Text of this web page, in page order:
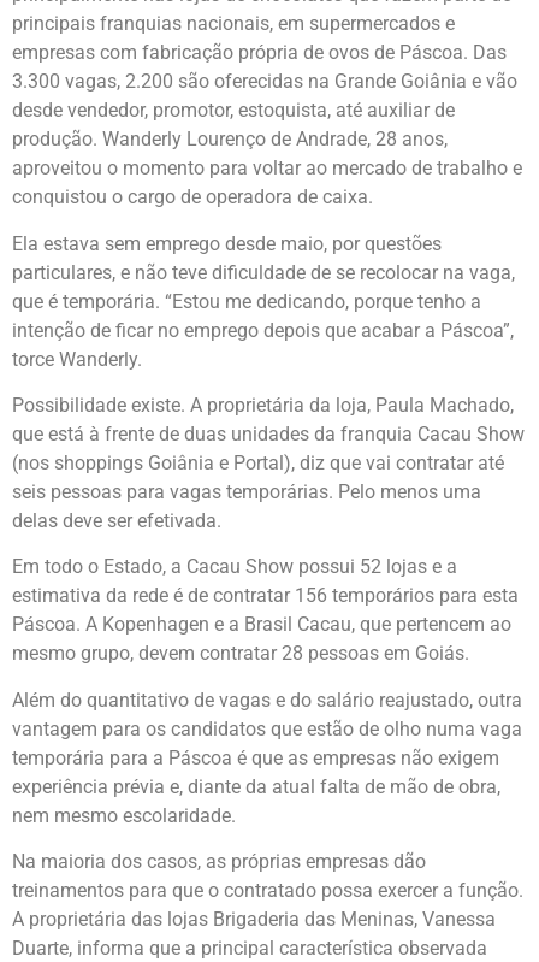
principais franquias nacionais, em supermercados e
empresas com fabricação própria de ovos de Páscoa. Das
3.300 vagas, 2.200 são oferecidas na Grande Goiânia e vão
desde vendedor, promotor, estoquista, até auxiliar de
produção. Wanderly Lourenço de Andrade, 28 anos,
aproveitou o momento para voltar ao mercado de trabalho e
conquistou o cargo de operadora de caixa.
Ela estava sem emprego desde maio, por questões
particulares, e não teve dificuldade de se recolocar na vaga,
que é temporária. “Estou me dedicando, porque tenho a
intenção de ficar no emprego depois que acabar a Páscoa”,
torce Wanderly.
Possibilidade existe. A proprietária da loja, Paula Machado,
que está à frente de duas unidades da franquia Cacau Show
(nos shoppings Goiânia e Portal), diz que vai contratar até
seis pessoas para vagas temporárias. Pelo menos uma
delas deve ser efetivada.
Em todo o Estado, a Cacau Show possui 52 lojas e a
estimativa da rede é de contratar 156 temporários para esta
Páscoa. A Kopenhagen e a Brasil Cacau, que pertencem ao
mesmo grupo, devem contratar 28 pessoas em Goiás.
Além do quantitativo de vagas e do salário reajustado, outra
vantagem para os candidatos que estão de olho numa vaga
temporária para a Páscoa é que as empresas não exigem
experiência prévia e, diante da atual falta de mão de obra,
nem mesmo escolaridade.
Na maioria dos casos, as próprias empresas dão
treinamentos para que o contratado possa exercer a função.
A proprietária das lojas Brigaderia das Meninas, Vanessa
Duarte, informa que a principal característica observada